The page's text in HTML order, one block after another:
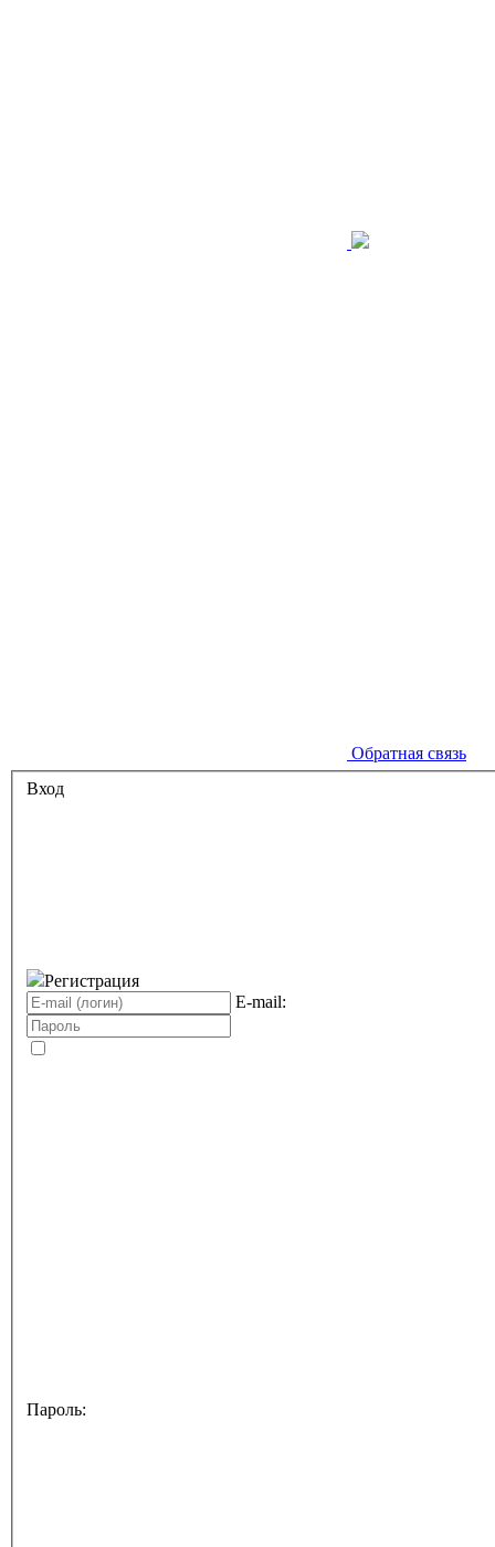
Обратная связь
Вход
Регистрация
E-mail:
Пароль: